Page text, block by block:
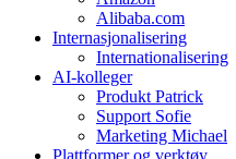
Alibaba.com
Internasjonalisering
Internationalisering
AI-kolleger
Produkt Patrick
Support Sofie
Marketing Michael
Plattformer og verktøy